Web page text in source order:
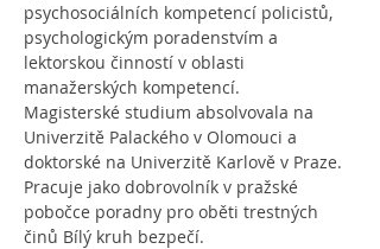
psychosociálních kompetencí policistů,
psychologickým poradenstvím a
lektorskou činností v oblasti
manažerských kompetencí.
Magisterské studium absolvovala na
Univerzitě Palackého v Olomouci a
doktorské na Univerzitě Karlově v Praze.
Pracuje jako dobrovolník v pražské
pobočce poradny pro oběti trestných
činů Bílý kruh bezpečí.